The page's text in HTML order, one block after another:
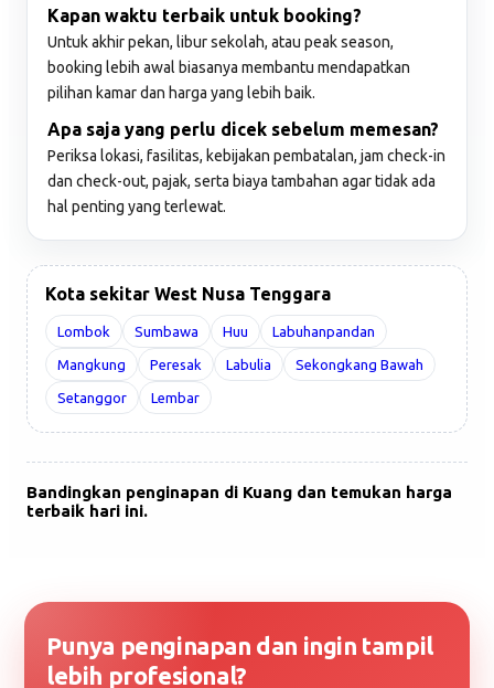
Kapan waktu terbaik untuk booking?
Untuk akhir pekan, libur sekolah, atau peak season,
booking lebih awal biasanya membantu mendapatkan
pilihan kamar dan harga yang lebih baik.
Apa saja yang perlu dicek sebelum memesan?
Periksa lokasi, fasilitas, kebijakan pembatalan, jam check-in
dan check-out, pajak, serta biaya tambahan agar tidak ada
hal penting yang terlewat.
Kota sekitar West Nusa Tenggara
Lombok Sumbawa Huu Labuhanpandan
Mangkung Peresak Labulia Sekongkang Bawah
Setanggor Lembar
Bandingkan penginapan di Kuang dan temukan harga
terbaik hari ini.
Punya penginapan dan ingin tampil
lebih profesional?